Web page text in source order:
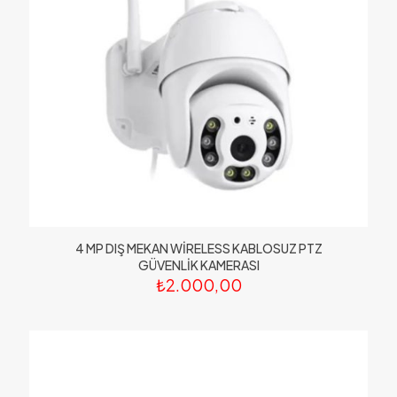
4 MP DIŞ MEKAN WİRELESS KABLOSUZ PTZ
GÜVENLİK KAMERASI
₺2.000,00